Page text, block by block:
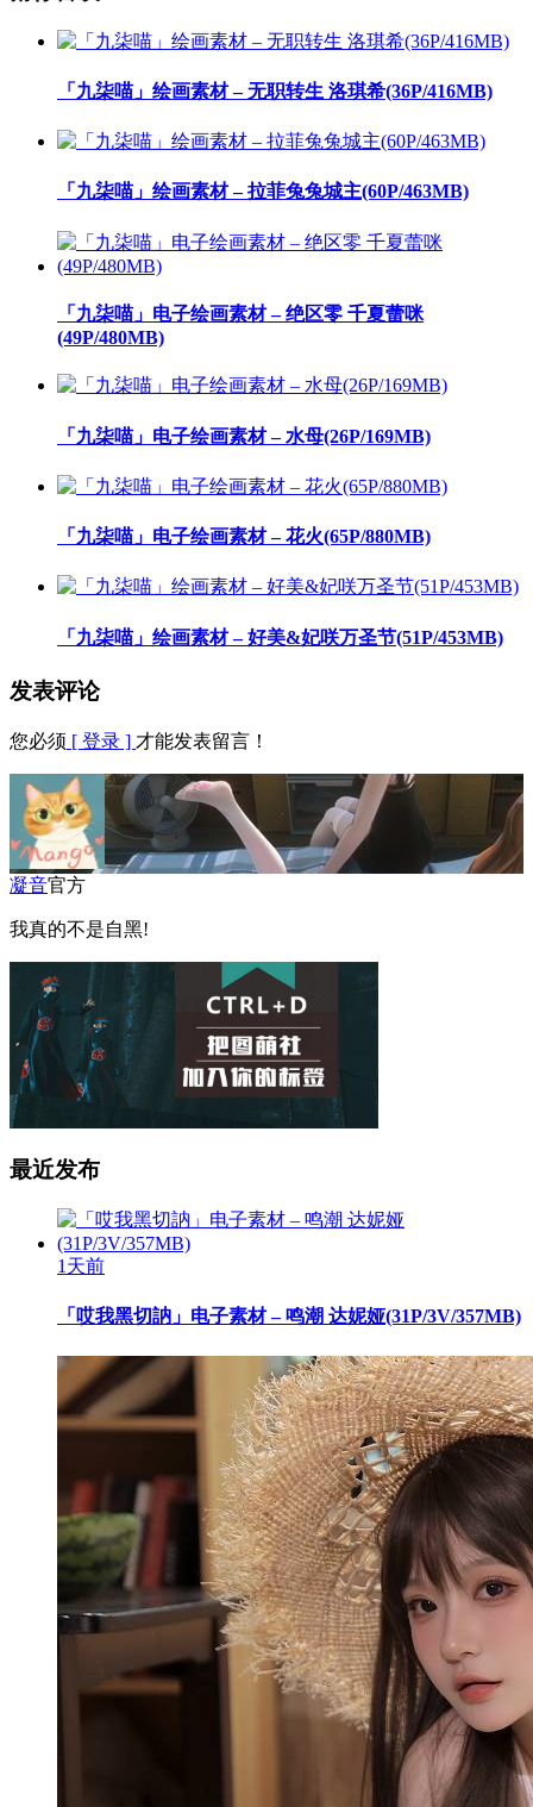
「九柒喵」绘画素材 – 无职转生 洛琪希(36P/416MB)
「九柒喵」绘画素材 – 拉菲兔兔城主(60P/463MB)
「九柒喵」电子绘画素材 – 绝区零 千夏蕾咪
(49P/480MB)
「九柒喵」电子绘画素材 – 水母(26P/169MB)
「九柒喵」电子绘画素材 – 花火(65P/880MB)
「九柒喵」绘画素材 – 好美&妃咲万圣节(51P/453MB)
发表评论
您必须 [ 登录 ] 才能发表留言！
凝音官方
我真的不是自黑!
最近发布
1天前
「哎我黑切訥」电子素材 – 鸣潮 达妮娅(31P/3V/357MB)